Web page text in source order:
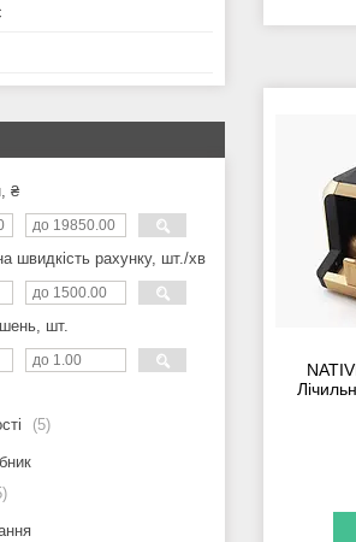
₴
швидкість рахунку, шт./хв
шт.
5